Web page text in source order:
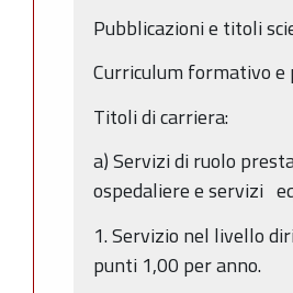
Pubblicazioni e titoli
Curriculum formativo e
Titoli di carriera:
a) Servizi di ruolo
ospedaliere e servizi
1. Servizio nel livello
punti 1,00 per anno.